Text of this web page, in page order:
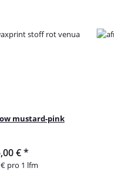
mustard-pink
€*
€ pro 1 lfm